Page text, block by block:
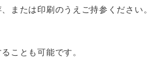
または印刷のうえご持参ください。
ことも可能です。